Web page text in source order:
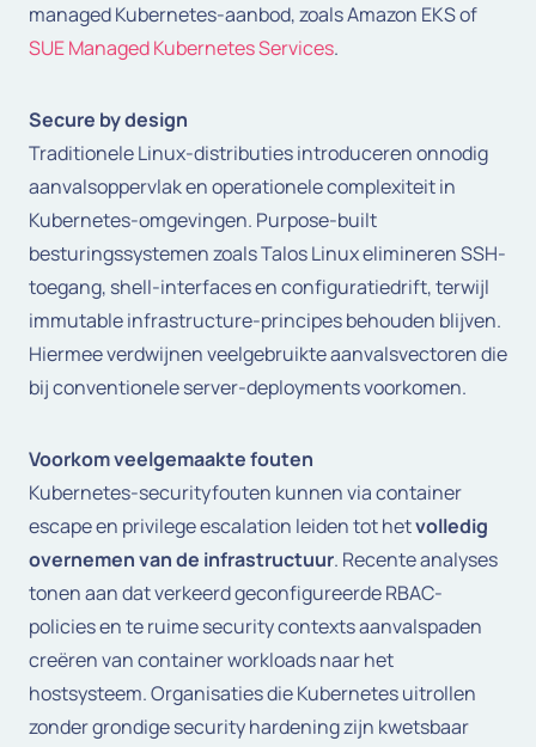
managed Kubernetes-aanbod, zoals Amazon EKS of
SUE Managed Kubernetes Services.
Secure by design
Traditionele Linux-distributies introduceren onnodig
aanvalsoppervlak en operationele complexiteit in
Kubernetes-omgevingen. Purpose-built
besturingssystemen zoals Talos Linux elimineren SSH-
toegang, shell-interfaces en configuratiedrift, terwijl
immutable infrastructure-principes behouden blijven.
Hiermee verdwijnen veelgebruikte aanvalsvectoren die
bij conventionele server-deployments voorkomen.
Voorkom veelgemaakte fouten
Kubernetes-securityfouten kunnen viacontainer
escapeen privilege escalation leiden tot hetvolledig
overnemen van de infrastructuur. Recente analyses
tonen aan dat verkeerd geconfigureerde RBAC-
policies en te ruimesecurity contextsaanvalspaden
creëren vancontainer workloadsnaar het
hostsysteem. Organisaties die Kubernetes uitrollen
zonder grondigesecurity hardeningzijn kwetsbaar